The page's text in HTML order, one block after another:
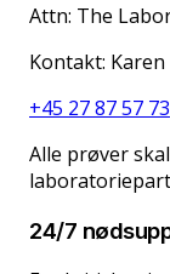
Attn: The
Kontakt:
+45 27 87 57 73
Alle prøver
24/7